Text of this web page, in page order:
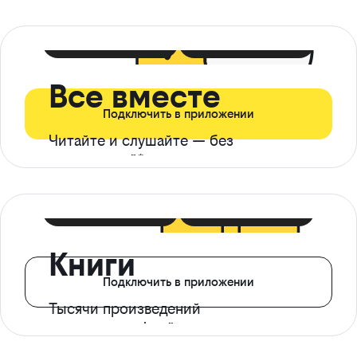
Все вместе
Читайте и слушайте — без
ограничений*
Подключить в приложении
Книги
Тысячи произведений
с доступом офлайн
Подключить в приложении